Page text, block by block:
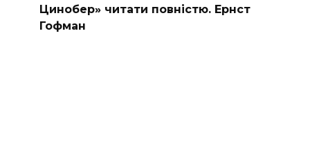
Цинобер» читати повністю. Ернст
Гофман